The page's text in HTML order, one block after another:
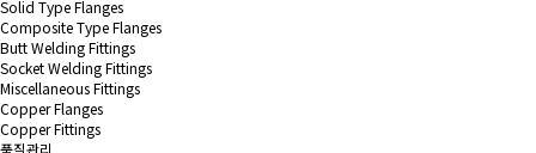
Solid Type Flanges
Composite Type Flanges
Butt Welding Fittings
Socket Welding Fittings
Miscellaneous Fittings
Copper Flanges
Copper Fittings
품질관리